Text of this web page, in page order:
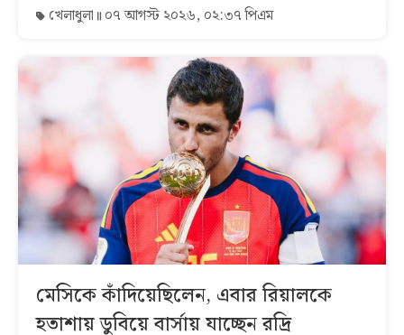
খেলাধুলা ০৭ আগস্ট ২০২৬, ০২:৩৭ পিএম
মেসিকে কাঁদিয়েছিলেন, এবার রিয়ালকে
হতাশায় ডুবিয়ে বার্সায় যাচ্ছেন রদ্রি